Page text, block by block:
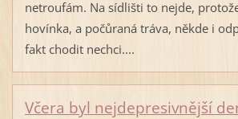
netroufám. Na sídlišti to nejde,
hovínka, a počůraná tráva, někde i
fakt chodit nechci....
Včera byl nejdepresivnější